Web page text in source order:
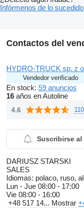
Infórmenos de lo sucedido
Contactos del
HYDRO-TRUCK sp. z
Vendedor verificado
En stock: 59 anuncios
16 años en Autoline
4.6
Suscribirse al
DARIUSZ STARSKI
SALES
Idiomas: polaco, ruso,
Lun - Jue 08:00 - 17:00
Vie 08:00 - 16:00
+48 517 14... Mostrar